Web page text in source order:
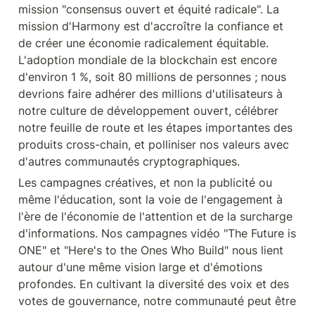
mission "consensus ouvert et équité radicale". La
mission d'Harmony est d'accroître la confiance et
de créer une économie radicalement équitable.
L'adoption mondiale de la blockchain est encore
d'environ 1 %, soit 80 millions de personnes ; nous
devrions faire adhérer des millions d'utilisateurs à
notre culture de développement ouvert, célébrer
notre feuille de route et les étapes importantes des
produits cross-chain, et polliniser nos valeurs avec
d'autres communautés cryptographiques.
Les campagnes créatives, et non la publicité ou
même l'éducation, sont la voie de l'engagement à
l'ère de l'économie de l'attention et de la surcharge
d'informations. Nos campagnes vidéo "The Future is
ONE" et "Here's to the Ones Who Build" nous lient
autour d'une même vision large et d'émotions
profondes. En cultivant la diversité des voix et des
votes de gouvernance, notre communauté peut être